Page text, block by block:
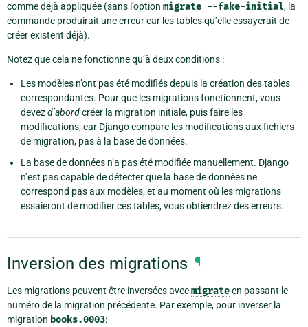
comme déjà appliquée (sans l’option migrate --fake-initial, la
commande produirait une erreur car les tables qu’elle essayerait de
créer existent déjà).
Notez que cela ne fonctionne qu’à deux conditions :
Les modèles n’ont pas été modifiés depuis la création des tables
correspondantes. Pour que les migrations fonctionnent, vous
devezd’abordcréer la migration initiale, puis faire les
modifications, car Django compare les modifications aux fichiers
de migration, pas à la base de données.
La base de données n’a pas été modifiée manuellement. Django
n’est pas capable de détecter que la base de données ne
correspond pas aux modèles, et au moment où les migrations
essaieront de modifier ces tables, vous obtiendrez des erreurs.
Inversion des migrations ¶
Les migrations peuvent être inversées avecmigrateen passant le
numéro de la migration précédente. Par exemple, pour inverser la
migration books.0003: